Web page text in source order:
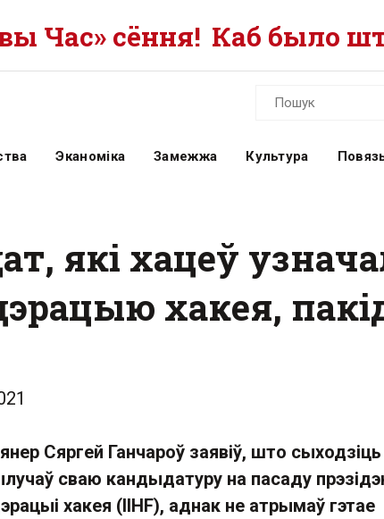
Час» сёння! Каб было
Эканоміка Замежжа Культура
які хацеў
хакея,
Сяргей Ганчароў заявіў, што сыходзіць
сваю кандыдатуру на пасаду
хакея (IIHF), аднак не атрымаў гэтае